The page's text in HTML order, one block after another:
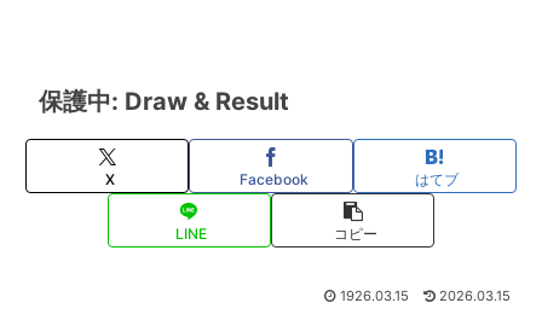
保護中: Draw & Result
X Facebook はてブ
LINE コピー
1926.03.15 2026.03.15